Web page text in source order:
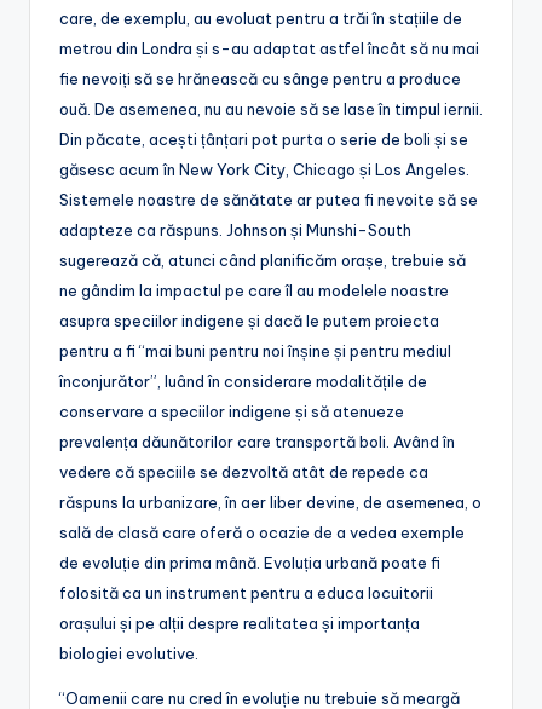
care, de exemplu, au evoluat pentru a trăi în stațiile de
metrou din Londra și s-au adaptat astfel încât să nu mai
fie nevoiți să se hrănească cu sânge pentru a produce
ouă. De asemenea, nu au nevoie să se lase în timpul iernii.
Din păcate, acești țânțari pot purta o serie de boli și se
găsesc acum în New York City, Chicago și Los Angeles.
Sistemele noastre de sănătate ar putea fi nevoite să se
adapteze ca răspuns. Johnson și Munshi-South
sugerează că, atunci când planificăm orașe, trebuie să
ne gândim la impactul pe care îl au modelele noastre
asupra speciilor indigene și dacă le putem proiecta
pentru a fi “mai buni pentru noi înșine și pentru mediul
înconjurător”, luând în considerare modalitățile de
conservare a speciilor indigene și să atenueze
prevalența dăunătorilor care transportă boli. Având în
vedere că speciile se dezvoltă atât de repede ca
răspuns la urbanizare, în aer liber devine, de asemenea, o
sală de clasă care oferă o ocazie de a vedea exemple
de evoluție din prima mână. Evoluția urbană poate fi
folosită ca un instrument pentru a educa locuitorii
orașului și pe alții despre realitatea și importanța
biologiei evolutive.
“Oamenii care nu cred în evoluție nu trebuie să meargă